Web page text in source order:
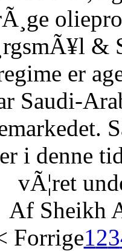
&
er
Saudi-
i denne
vÃ¦ret
Af Sheikh
Forrige123